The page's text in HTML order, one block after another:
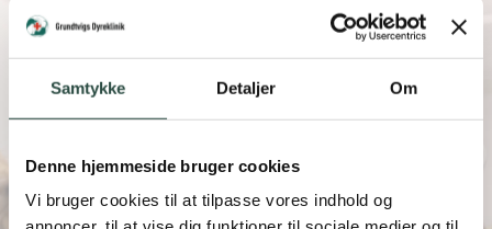
Samtykke Detaljer Om
Denne hjemmeside bruger cookies
Vi bruger cookies til at tilpasse vores indhold og
Det siger vores
kunder
Vi har over 250+ fem-stjernet anmeldelser. Læs et udvalg
vores anmeldelser her